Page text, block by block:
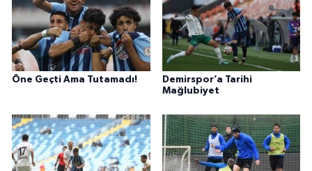
Öne Geçti Ama Tutamadı!
Demirspor’a Tarihi
Mağlubiyet